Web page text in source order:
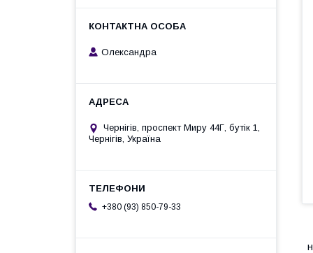
Олександра
Чернігів, проспект Миру 44Г, бутік 1,
Чернігів, Україна
+380 (93) 850-79-33